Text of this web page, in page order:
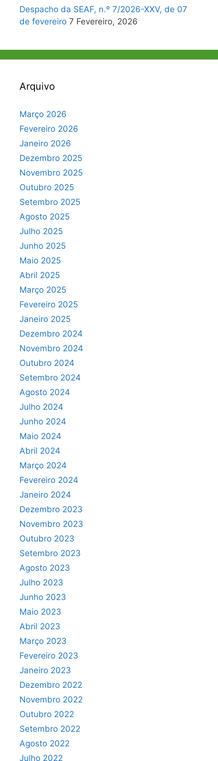
Despacho da SEAF, n.º 7/2026-XXV, de 07
de fevereiro 7 Fevereiro, 2026
Arquivo
Março 2026
Fevereiro 2026
Janeiro 2026
Dezembro 2025
Novembro 2025
Outubro 2025
Setembro 2025
Agosto 2025
Julho 2025
Junho 2025
Maio 2025
Abril 2025
Março 2025
Fevereiro 2025
Janeiro 2025
Dezembro 2024
Novembro 2024
Outubro 2024
Setembro 2024
Agosto 2024
Julho 2024
Junho 2024
Maio 2024
Abril 2024
Março 2024
Fevereiro 2024
Janeiro 2024
Dezembro 2023
Novembro 2023
Outubro 2023
Setembro 2023
Agosto 2023
Julho 2023
Junho 2023
Maio 2023
Abril 2023
Março 2023
Fevereiro 2023
Janeiro 2023
Dezembro 2022
Novembro 2022
Outubro 2022
Setembro 2022
Agosto 2022
Julho 2022